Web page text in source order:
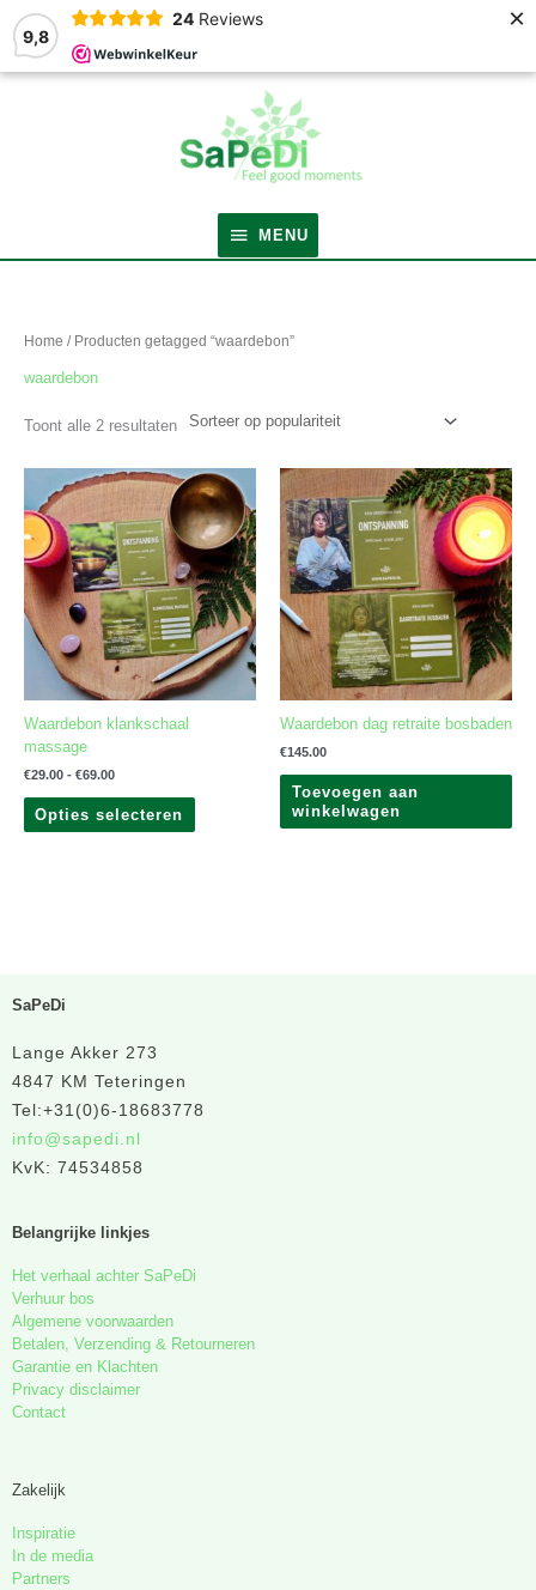
9,8
24 Reviews ×
MENU
MENU
Home / Producten getagged “waardebon”
waardebon
Toont alle 2 resultaten
Gesorteerd
Waardebon klankschaal
massage
€29.00 - €69.00
Prijsklasse:
€29.00
tot
€69.00
Opties selecteren
Dit
product
heeft
meerdere
variaties.
Deze
optie
kan
gekozen
worden
op
productpagina
Waardebon dag retraite bosbaden
€145.00
Toevoegen aan
winkelwagen
SaPeDi
Lange Akker 273
4847 KM Teteringen
Tel:+31(0)6-18683778
info@sapedi.nl
KvK: 74534858
Belangrijke linkjes
Het verhaal achter SaPeDi
Verhuur bos
Algemene voorwaarden
Betalen, Verzending & Retourneren
Garantie en Klachten
Privacy disclaimer
Contact
Zakelijk
Inspiratie
In de media
Partners